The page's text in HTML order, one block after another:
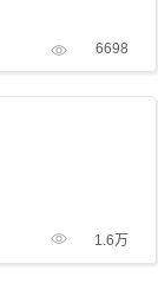
6698
1.6万